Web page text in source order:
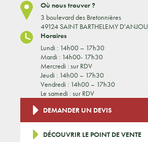
Où nous trouver ?
3 boulevard des Bretonnières
49124 SAINT BARTHELEMY D'ANJOU
Horaires
Lundi : 14h00 – 17h30
Mardi : 14h00- 17h30
Mercredi : sur RDV
Jeudi : 14h00 – 17h30
Vendredi : 14h00 – 17h30
Le samedi : sur RDV
DEMANDER UN DEVIS
DÉCOUVRIR LE POINT DE VENTE